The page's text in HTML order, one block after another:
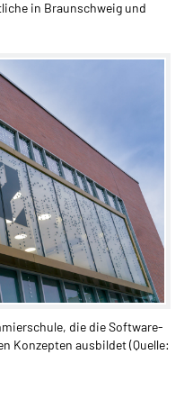
in Braunschweig und
die die Software-
Konzepten ausbildet (Quelle: